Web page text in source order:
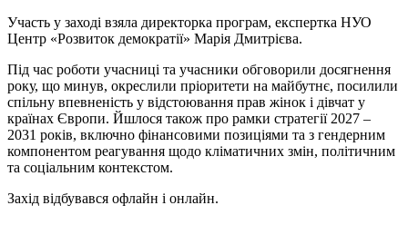
Участь у заході взяла директорка програм, експертка НУО
Центр «Розвиток демократії» Марія Дмитрієва.
Під час роботи учасниці та учасники обговорили досягнення
року, що минув, окреслили пріоритети на майбутнє, посилили
спільну впевненість у відстоювання прав жінок і дівчат у
країнах Європи. Йшлося також про рамки стратегії 2027 –
2031 років, включно фінансовими позиціями та з гендерним
компонентом реагування щодо кліматичних змін, політичним
та соціальним контекстом.
Захід відбувався офлайн і онлайн.